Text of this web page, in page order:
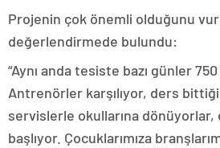
Projenin çok önemli olduğunu
değerlendirmede bulundu:
“Aynı anda tesiste bazı günler
Antrenörler karşılıyor, ders
servislerle okullarına
başlıyor. Çocuklarımıza